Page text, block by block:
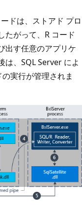
ドは、ストアド プロ
たがって、R コード
出す任意のアプリケ
は、SQL Server によ
実行が管理されま